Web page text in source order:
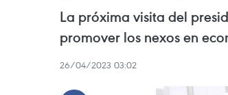
La próxima visita del
promover los nexos en
26/04/2023 03:02